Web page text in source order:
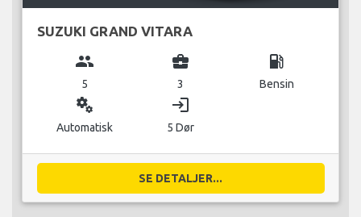
SUZUKI GRAND VITARA
group
5
business_center
3
local_gas_station
Bensin
miscellaneous_services
Automatisk
login
5 Dør
SE DETALJER...